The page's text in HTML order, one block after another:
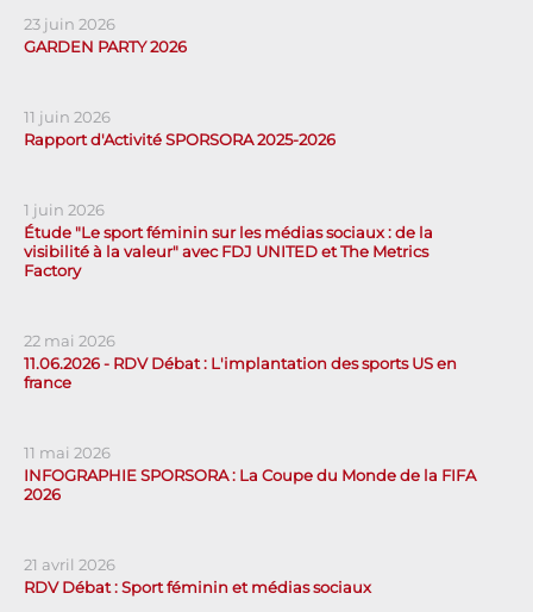
23 juin 2026
GARDEN PARTY 2026
11 juin 2026
Rapport d'Activité SPORSORA 2025-2026
1 juin 2026
Étude "Le sport féminin sur les médias sociaux : de la
visibilité à la valeur" avec FDJ UNITED et The Metrics
Factory
22 mai 2026
11.06.2026 - RDV Débat : L'implantation des sports US en
france
11 mai 2026
INFOGRAPHIE SPORSORA : La Coupe du Monde de la FIFA
2026
21 avril 2026
RDV Débat : Sport féminin et médias sociaux